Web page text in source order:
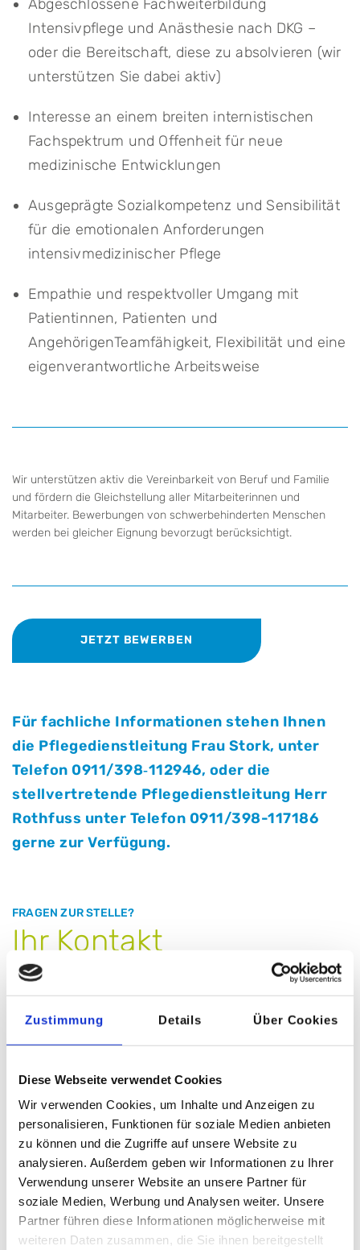
Zustimmung Details Über Cookies
Diese Webseite verwendet Cookies
Wir verwenden Cookies, um Inhalte und Anzeigen zu
personalisieren, Funktionen für soziale Medien anbieten
zu können und die Zugriffe auf unsere Website zu
analysieren. Außerdem geben wir Informationen zu Ihrer
Verwendung unserer Website an unsere Partner für
soziale Medien, Werbung und Analysen weiter. Unsere
Partner führen diese Informationen möglicherweise mit
weiteren Daten zusammen, die Sie ihnen bereitgestellt
Abgeschlossene Fachweiterbildung
Intensivpflege und Anästhesie nach DKG –
oder die Bereitschaft, diese zu absolvieren (wir
unterstützen Sie dabei aktiv)
Interesse an einem breiten internistischen
Fachspektrum und Offenheit für neue
medizinische Entwicklungen
Ausgeprägte Sozialkompetenz und Sensibilität
für die emotionalen Anforderungen
intensivmedizinischer Pflege
Empathie und respektvoller Umgang mit
Patientinnen, Patienten und
AngehörigenTeamfähigkeit, Flexibilität und eine
eigenverantwortliche Arbeitsweise
Wir unterstützen aktiv die Vereinbarkeit von Beruf und Familie
und fördern die Gleichstellung aller Mitarbeiterinnen und
Mitarbeiter. Bewerbungen von schwerbehinderten Menschen
werden bei gleicher Eignung bevorzugt berücksichtigt.
JETZT BEWERBEN
Für fachliche Informationen stehen Ihnen
die Pflegedienstleitung Frau Stork, unter
Telefon 0911/398‐112946, oder die
stellvertretende Pflegedienstleitung Herr
Rothfuss unter Telefon 0911/398-117186
gerne zur Verfügung.
FRAGEN ZUR STELLE?
Ihr Kontakt